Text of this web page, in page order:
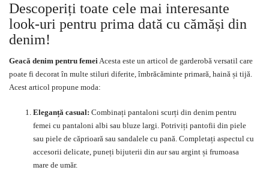
Descoperiți toate cele mai interesante
look-uri pentru prima dată cu cămăși din
denim!
Geacă denim pentru femeiAcesta este un articol de garderobă versatil care
poate fi decorat în multe stiluri diferite, îmbrăcăminte primară, haină și tijă.
Acest articol propune moda:
Eleganță casual: Combinați pantaloni scurți din denim pentru
femei cu pantaloni albi sau bluze largi. Potriviți pantofii din piele
sau piele de căprioară sau sandalele cu pană. Completați aspectul cu
accesorii delicate, puneți bijuterii din aur sau argint și frumoasa
mare de umăr.